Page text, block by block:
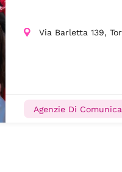
Via Barletta 139,
Agenzie Di